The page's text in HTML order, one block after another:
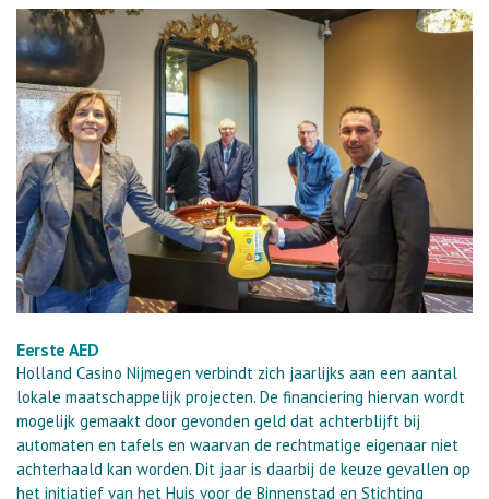
Eerste AED
Holland Casino Nijmegen verbindt zich jaarlijks aan een aantal
lokale maatschappelijk projecten. De financiering hiervan wordt
mogelijk gemaakt door gevonden geld dat achterblijft bij
automaten en tafels en waarvan de rechtmatige eigenaar niet
achterhaald kan worden. Dit jaar is daarbij de keuze gevallen op
het initiatief van het Huis voor de Binnenstad en Stichting